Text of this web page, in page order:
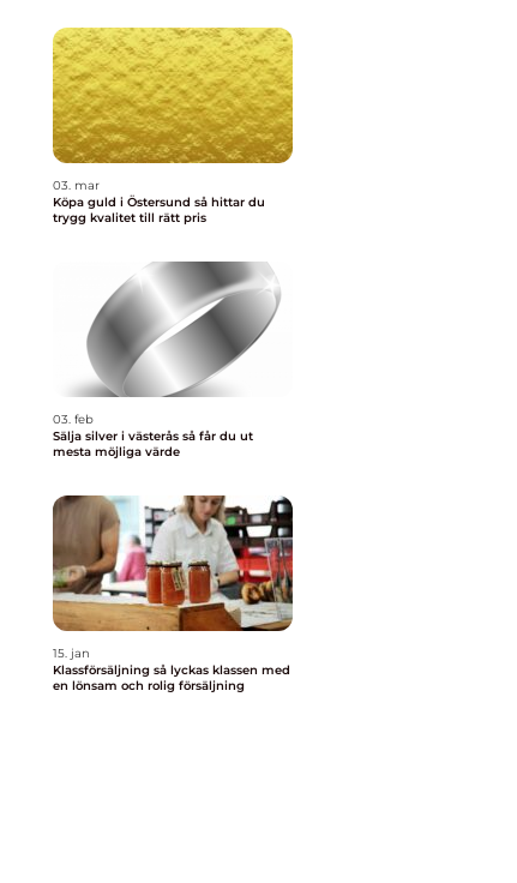
03. mar
Köpa guld i Östersund så hittar du
trygg kvalitet till rätt pris
03. feb
Sälja silver i västerås så får du ut
mesta möjliga värde
15. jan
Klassförsäljning så lyckas klassen med
en lönsam och rolig försäljning